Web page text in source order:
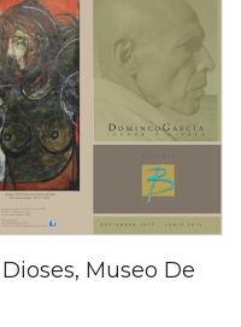
Museo De